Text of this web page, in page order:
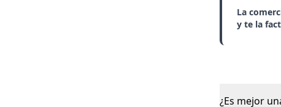
La
y te la
¿Es mejor